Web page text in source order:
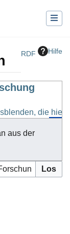
RDF Hilfe
die
aus der